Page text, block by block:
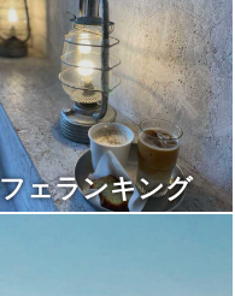
ェランキング